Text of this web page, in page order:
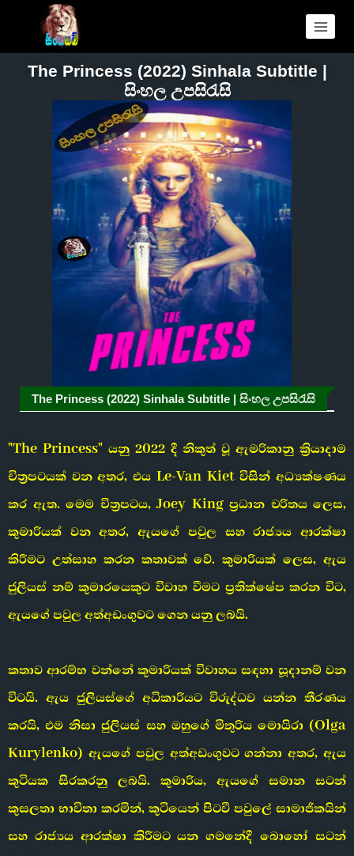
The Princess (2022) Sinhala Subtitle |
සිංහල උපසිරැසි
The Princess (2022) Sinhala Subtitle | සිංහල උපසිරැසි
"The Princess" යනු 2022 දී නිකුත් වූ ඇමරිකානු ක්‍රියාදාම
චිත්‍රපටයක් වන අතර, එය Le-Van Kiet විසින් අධ්‍යක්ෂණය
කර ඇත. මෙම චිත්‍රපටය, Joey King ප්‍රධාන චරිතය ලෙස,
කුමාරියක් වන අතර, ඇයගේ පවුල සහ රාජ්‍යය ආරක්ෂා
කිරීමට උත්සාහ කරන කතාවක් වේ. කුමාරියක් ලෙස, ඇය
ජුලියස් නම් කුමාරයෙකුට විවාහ වීමට ප්‍රතික්ෂේප කරන විට,
ඇයගේ පවුල අත්අඩංගුවට ගෙන යනු ලබයි.
කතාව ආරම්භ වන්නේ කුමාරියක් විවාහය සඳහා සූදානම් වන
විටයි. ඇය ජුලියස්ගේ අධිකාරියට විරුද්ධව යන්න තීරණය
කරයි, එම නිසා ජුලියස් සහ ඔහුගේ මිතුරිය මොයිරා (Olga
Kurylenko) ඇයගේ පවුල අත්අඩංගුවට ගන්නා අතර, ඇය
කුටියක සිරකරනු ලබයි. කුමාරිය, ඇයගේ සමාන සටන්
කුසලතා භාවිතා කරමින්, කුටියෙන් පිටවී පවුලේ සාමාජිකයින්
සහ රාජ්‍යය ආරක්ෂා කිරීමට යන ගමනේදී බොහෝ සටන්